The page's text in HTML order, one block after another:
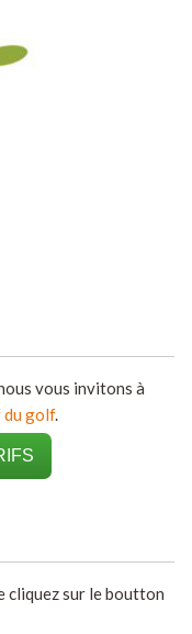
vous invitons à
du golf.
cliquez sur le boutton